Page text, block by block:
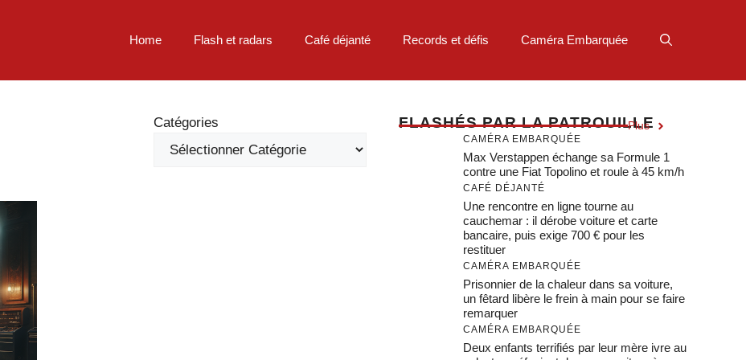
Home Flash et radars Café déjanté Records et défis Caméra Embarquée
Catégories FLASHÉS PAR LA PATROUILLE
Plus
CAMÉRA EMBARQUÉE
Max Verstappen échange sa Formule 1
contre une Fiat Topolino et roule à 45 km/h
CAFÉ DÉJANTÉ
Une rencontre en ligne tourne au
cauchemar : il dérobe voiture et carte
bancaire, puis exige 700 € pour les
restituer
CAMÉRA EMBARQUÉE
Prisonnier de la chaleur dans sa voiture,
un fêtard libère le frein à main pour se faire
remarquer
CAMÉRA EMBARQUÉE
Deux enfants terrifiés par leur mère ivre au